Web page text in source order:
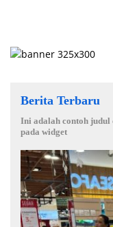
Berita Terbaru
Ini adalah contoh judul
pada widget